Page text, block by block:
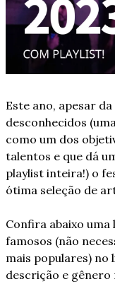
Este ano, apesar
desconhecidos
como um dos
talentos e que dá
playlist inteira!) o
ótima seleção de
Confira abaixo uma
famosos (não
mais populares) no
descrição e gênero